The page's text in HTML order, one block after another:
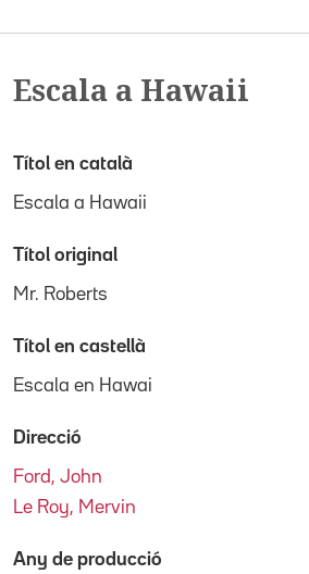
Escala a Hawaii
Títol en català
Escala a Hawaii
Títol original
Mr. Roberts
Títol en castellà
Escala en Hawai
Direcció
Ford, John
Le Roy, Mervin
Any de producció